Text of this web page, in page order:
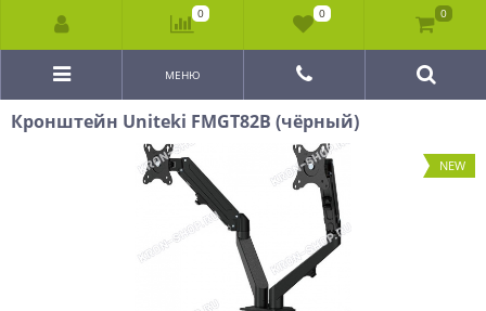
МЕНЮ
Кронштейн Uniteki FMGT82B (чёрный)
NEW
0 0 0